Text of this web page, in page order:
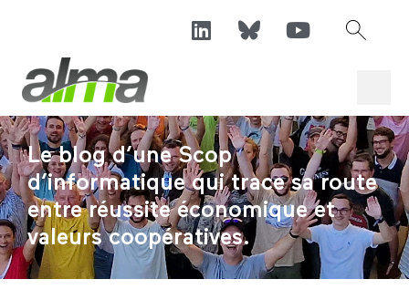
Le blog d’une Scop
d’informatique qui trace sa route
entre réussite économique et
valeurs coopératives.